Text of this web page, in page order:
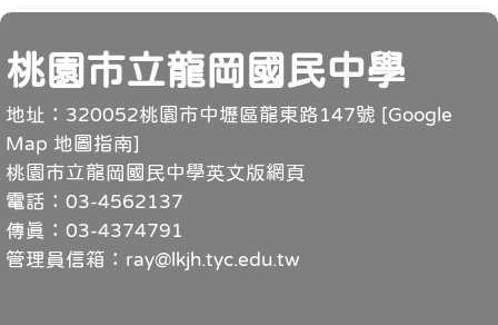
頁尾
桃園市立龍岡國民中學
地址：320052桃園市中壢區龍東路147號 [Google
Map 地圖指南]
桃園市立龍岡國民中學英文版網頁
電話：03-4562137
傳真：03-4374791
管理員信箱：ray@lkjh.tyc.edu.tw